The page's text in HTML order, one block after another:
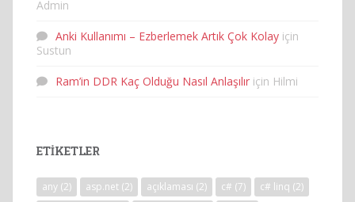
Admin
Anki Kullanımı – Ezberlemek Artık Çok Kolay için
Sustun
Ram’in DDR Kaç Olduğu Nasıl Anlaşılır için Hilmi
ETIKETLER
any (2) asp.net (2) açıklaması (2) c# (7) c# linq (2)